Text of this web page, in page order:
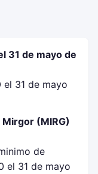
31 de mayo de
31 de mayo
(MIRG)
de
el 31 de mayo